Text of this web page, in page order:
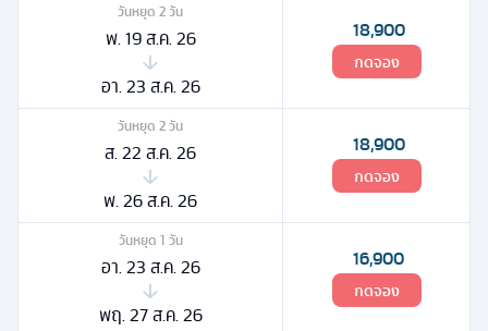
วันหยุด 2วัน
พ. 19 ส.ค. 26
อา. 23 ส.ค. 26
18,900
กดจอง
วันหยุด 2วัน
ส. 22 ส.ค. 26
พ. 26 ส.ค. 26
18,900
กดจอง
วันหยุด 1 วัน
อา. 23 ส.ค. 26
พฤ. 27 ส.ค. 26
16,900
กดจอง